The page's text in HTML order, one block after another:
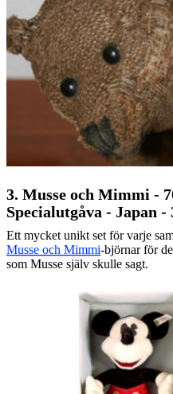
3. Musse och Mimmi -
Specialutgåva - Japan -
Ett mycket unikt set för varje
Musse och Mimmi-björnar för
som Musse själv skulle sagt.